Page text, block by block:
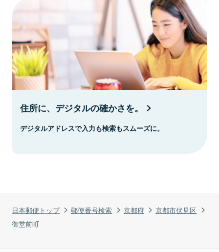
日本郵便トップ 郵便番号検索 京都府
京都市伏見区
御堂前町
住所に、デジタルの確かさを。
デジタルアドレスで入力も検索もスムーズに。